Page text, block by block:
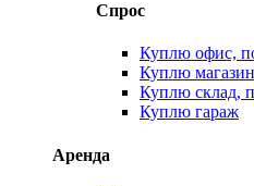
Спрос
Куплю офис,
Куплю
Куплю склад,
Куплю гараж
Аренда